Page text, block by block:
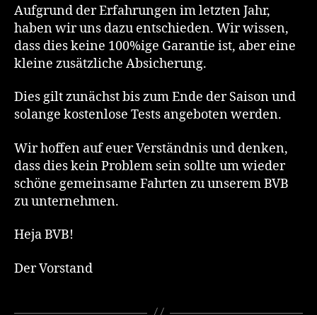
Aufgrund der Erfahrungen im letzten Jahr,
haben wir uns dazu entschieden. Wir wissen,
dass dies keine 100%ige Garantie ist, aber eine
kleine zusätzliche Absicherung.
Dies gilt zunächst bis zum Ende der Saison und
solange kostenlose Tests angeboten werden.
Wir hoffen auf euer Verständnis und denken,
dass dies kein Problem sein sollte um wieder
schöne gemeinsame Fahrten zu unserem BVB
zu unternehmen.
Heja BVB!
Der Vorstand